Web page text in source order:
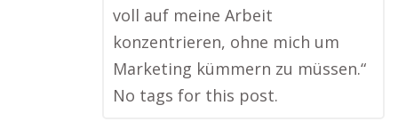
voll auf meine Arbeit
konzentrieren, ohne mich um
Marketing kümmern zu müssen.“
No tags for this post.